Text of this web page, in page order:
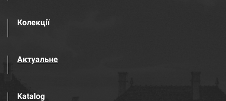
Колекції
Актуальне
Katalog